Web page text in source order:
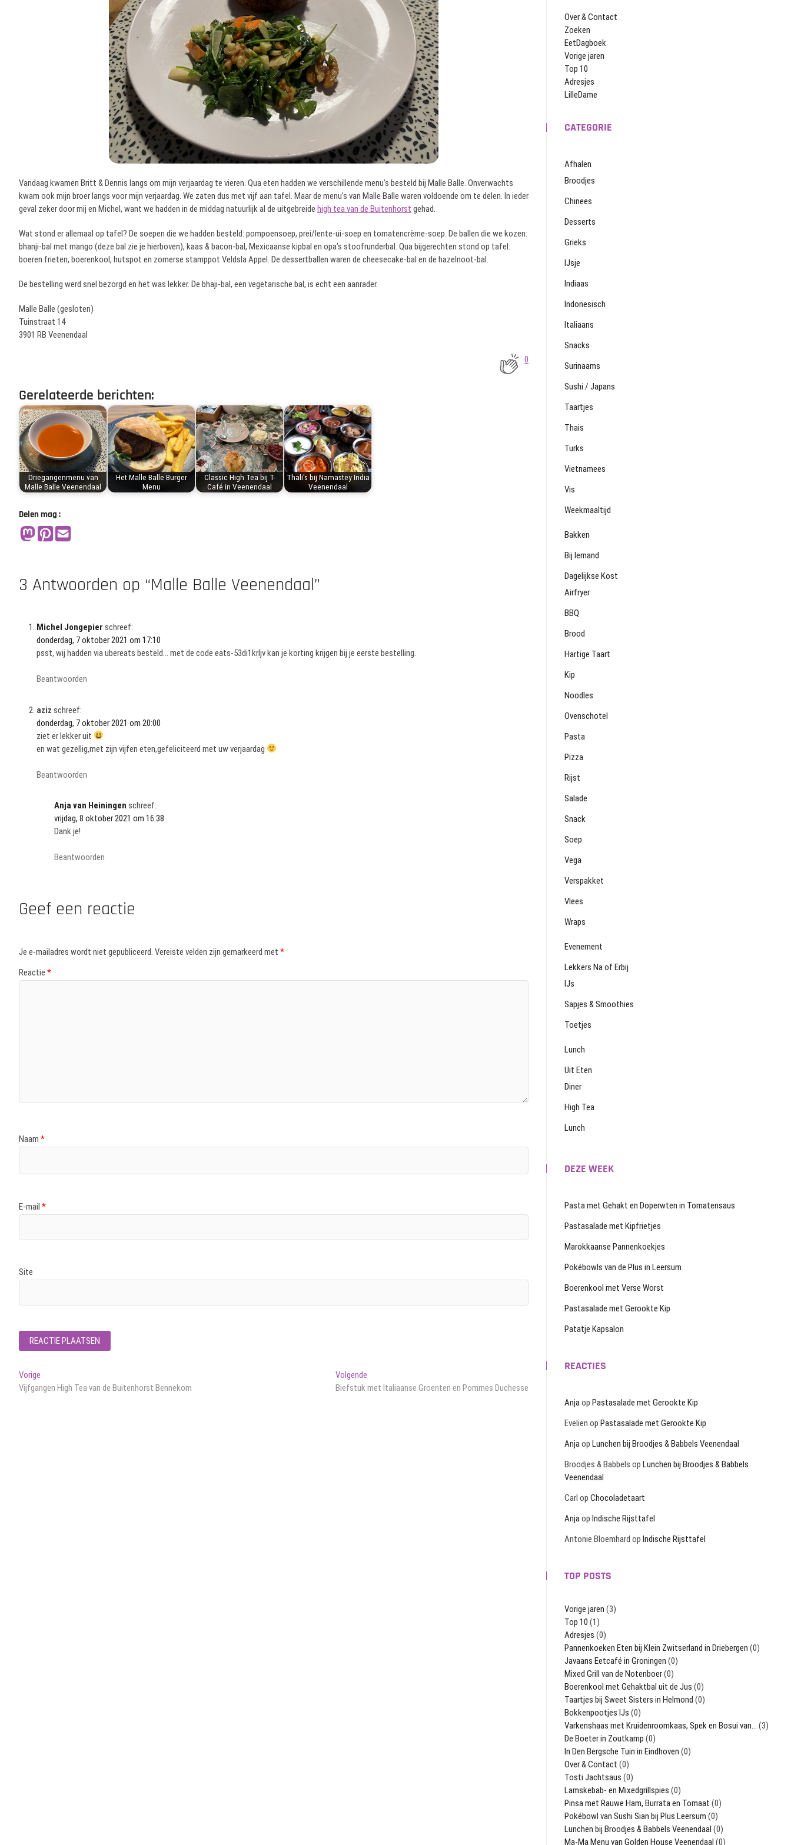
Vandaag kwamen Britt & Dennis langs om mijn verjaardag te vieren. Qua eten hadden we verschillende menu’s besteld bij Malle Balle. Onverwachts
kwam ook mijn broer langs voor mijn verjaardag. We zaten dus met vijf aan tafel. Maar de menu’s van Malle Balle waren voldoende om te delen. In ieder
geval zeker door mij en Michel, want we hadden in de middag natuurlijk al de uitgebreide high tea van de Buitenhorst gehad.
Wat stond er allemaal op tafel? De soepen die we hadden besteld: pompoensoep, prei/lente-ui-soep en tomatencrème-soep. De ballen die we kozen:
bhanji-bal met mango (deze bal zie je hierboven), kaas & bacon-bal, Mexicaanse kipbal en opa’s stoofrunderbal. Qua bijgerechten stond op tafel:
boeren frieten, boerenkool, hutspot en zomerse stamppot Veldsla Appel. De dessertballen waren de cheesecake-bal en de hazelnoot-bal.
De bestelling werd snel bezorgd en het was lekker. De bhaji-bal, een vegetarische bal, is echt een aanrader.
Malle Balle (gesloten)
Tuinstraat 14
3901 RB Veenendaal
0
Gerelateerde berichten:
Driegangenmenu van
Malle Balle Veenendaal
Het Malle Balle Burger
Menu
Classic High Tea bij T-
Café in Veenendaal
Thali's bij Namastey India
Veenendaal
Delen mag :
3 Antwoorden op “Malle Balle Veenendaal”
Michel Jongepier schreef:
donderdag, 7 oktober 2021 om 17:10
psst, wij hadden via ubereats besteld… met de code eats-53di1krljv kan je korting krijgen bij je eerste bestelling.
Beantwoorden
aziz schreef:
donderdag, 7 oktober 2021 om 20:00
ziet er lekker uit
en wat gezellig,met zijn vijfen eten,gefeliciteerd met uw verjaardag
Beantwoorden
Anja van Heiningen schreef:
vrijdag, 8 oktober 2021 om 16:38
Dank je!
Beantwoorden
Geef een reactie
Je e-mailadres wordt niet gepubliceerd. Vereiste velden zijn gemarkeerd met *
Reactie *
Naam *
E-mail *
Site
Bericht
navigatie
Vorige
bericht:
Vijfgangen High Tea van de Buitenhorst Bennekom
Volgende
bericht:
Biefstuk met Italiaanse Groenten en Pommes Duchesse
Over & Contact
Zoeken
EetDagboek
Vorige jaren
Top 10
Adresjes
LilleDame
CATEGORIE
Afhalen
Broodjes
Chinees
Desserts
Grieks
IJsje
Indiaas
Indonesisch
Italiaans
Snacks
Surinaams
Sushi / Japans
Taartjes
Thais
Turks
Vietnamees
Vis
Weekmaaltijd
Bakken
Bij Iemand
Dagelijkse Kost
Airfryer
BBQ
Brood
Hartige Taart
Kip
Noodles
Ovenschotel
Pasta
Pizza
Rijst
Salade
Snack
Soep
Vega
Verspakket
Vlees
Wraps
Evenement
Lekkers Na of Erbij
IJs
Sapjes & Smoothies
Toetjes
Lunch
Uit Eten
Diner
High Tea
Lunch
DEZE WEEK
Pasta met Gehakt en Doperwten in Tomatensaus
Pastasalade met Kipfrietjes
Marokkaanse Pannenkoekjes
Pokébowls van de Plus in Leersum
Boerenkool met Verse Worst
Pastasalade met Gerookte Kip
Patatje Kapsalon
REACTIES
Anjaop Pastasalade met Gerookte Kip
Evelien op Pastasalade met Gerookte Kip
Anjaop Lunchen bij Broodjes & Babbels Veenendaal
Broodjes & Babbels op Lunchen bij Broodjes & Babbels
Veenendaal
Carl op Chocoladetaart
Anjaop Indische Rijsttafel
Antonie Bloemhard op Indische Rijsttafel
TOP POSTS
Vorige jaren (3)
Top 10 (1)
Adresjes (0)
Pannenkoeken Eten bij Klein Zwitserland in Driebergen (0)
Javaans Eetcafé in Groningen (0)
Mixed Grill van de Notenboer(0)
Boerenkool met Gehaktbal uit de Jus (0)
Taartjes bij Sweet Sisters in Helmond (0)
Bokkenpootjes IJs (0)
Varkenshaas met Kruidenroomkaas, Spek en Bosui van… (3)
De Boeter in Zoutkamp (0)
In Den Bergsche Tuin in Eindhoven (0)
Over & Contact (0)
Tosti Jachtsaus (0)
Lamskebab- en Mixedgrillspies (0)
Pinsa met Rauwe Ham, Burrata en Tomaat (0)
Pokébowl van Sushi Sian bij Plus Leersum (0)
Lunchen bij Broodjes & Babbels Veenendaal (0)
Ma-Ma Menu van Golden House Veenendaal (0)